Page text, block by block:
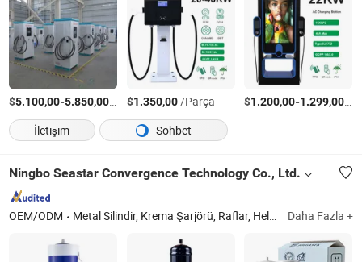
$5.100,00-5.850,00/Parça
$1.350,00/Parça $1.200,00-1.299,00/
İletişim
Sohbet
Ningbo Seastar Convergence Technology Co., Ltd.
OEM/ODM Metal Silindir, Krema Şarjörü, Raflar, Helyum, Lojistik Ekipmanları, Gaz Silindiri Daha Fazla +